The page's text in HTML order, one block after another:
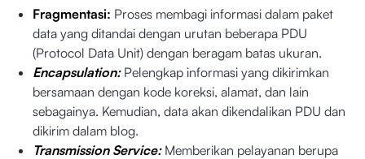
Fragmentasi: Proses membagi informasi dalam paket
data yang ditandai dengan urutan beberapa PDU
(Protocol Data Unit) dengan beragam batas ukuran.
Encapsulation:Pelengkap informasi yang dikirimkan
bersamaan dengan kode koreksi, alamat, dan lain
sebagainya. Kemudian, data akan dikendalikan PDU dan
dikirim dalam blog.
Transmission Service: Memberikan pelayanan berupa